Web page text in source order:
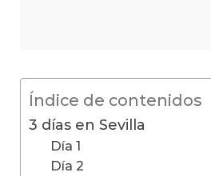
Índice de contenidos
3 días en Sevilla
Día 1
Día 2